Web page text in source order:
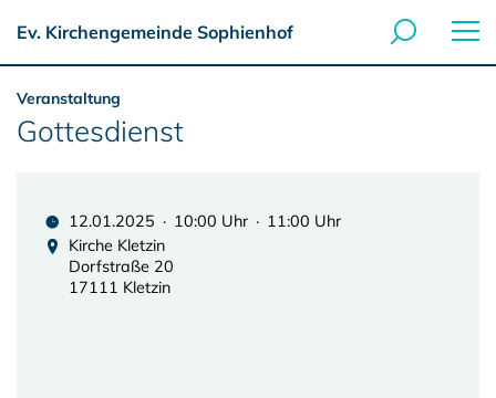
Ev. Kirchengemeinde Sophienhof
Veranstaltung
Gottesdienst
12.01.2025 · 10:00 Uhr · 11:00 Uhr
Kirche Kletzin
Dorfstraße 20
17111 Kletzin